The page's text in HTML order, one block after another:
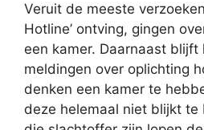
Veruit de meeste
Hotline’ ontving, gingen
een kamer. Daarnaast blijft
meldingen over oplichting
denken een kamer te
deze helemaal niet blijkt